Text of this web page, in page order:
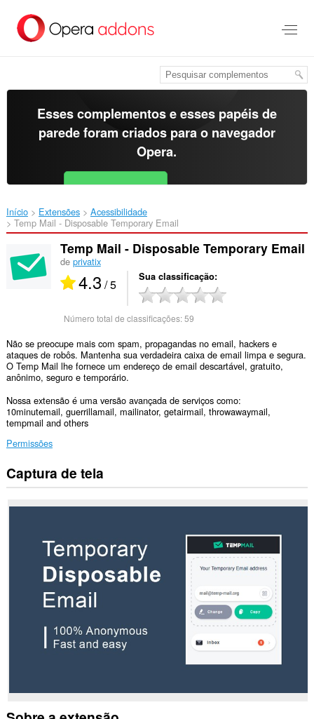
para
Esses complementos e esses papéis de
parede foram criados para o navegador
Opera.
Baixar o Opera Free for Android
Início Extensões
Acessibilidade
Temp Mail - Disposable Temporary Email‎
Temp Mail - Disposable Temporary Email
de privatix
4.3 / 5 Sua classificação
Número total de classificações:59
Não se preocupe mais com spam, propagandas no email, hackers e
ataques de robôs. Mantenha sua verdadeira caixa de email limpa e segura.
O Temp Mail lhe fornece um endereço de email descartável, gratuito,
anônimo, seguro e temporário.
Nossa extensão é uma versão avançada de serviços como:
10minutemail, guerrillamail, mailinator, getairmail, throwawaymail,
tempmail and others
Permissões
Esta
extensão
acessar
Captura de tela